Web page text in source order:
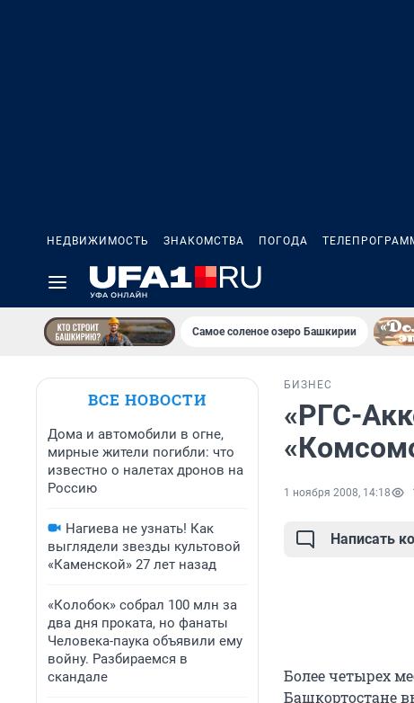
НЕДВИЖИМОСТЬ ЗНАКОМСТВА ПОГОДА
Самое соленое озеро Башкирии
ВСЕ НОВОСТИ
Дома и автомобили в огне,
мирные жители погибли: что
известно о налетах дронов на
Россию
Нагиева не узнать! Как
выглядели звезды культовой
«Каменской» 27 лет назад
«Колобок» собрал 100 млн за
два дня проката, но фанаты
Человека-паука объявили ему
войну. Разбираемся в
скандале
БИЗНЕС
«РГС-
1 ноября 2008, 14:18
Написать
Более четырех
Башкортостане